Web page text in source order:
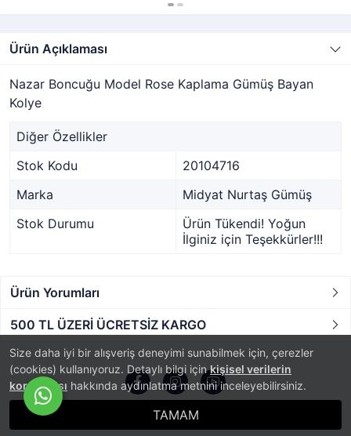
Size daha iyi bir alışveriş deneyimi sunabilmek için, çerezler
(cookies) kullanıyoruz. Detaylı bilgi içinkişisel verilerin
korunması hakkında aydınlatma metnini inceleyebilirsiniz.
TAMAM
Ürün Açıklaması
Nazar Boncuğu Model Rose Kaplama Gümüş Bayan
Kolye
Diğer Özellikler
Stok Kodu
20104716
Marka
Midyat Nurtaş Gümüş
Stok Durumu
Ürün Tükendi! Yoğun
İlginiz için Teşekkürler!!!
Ürün Yorumları
500 TL ÜZERİ ÜCRETSİZ KARGO
E-Ticaret Sistemi